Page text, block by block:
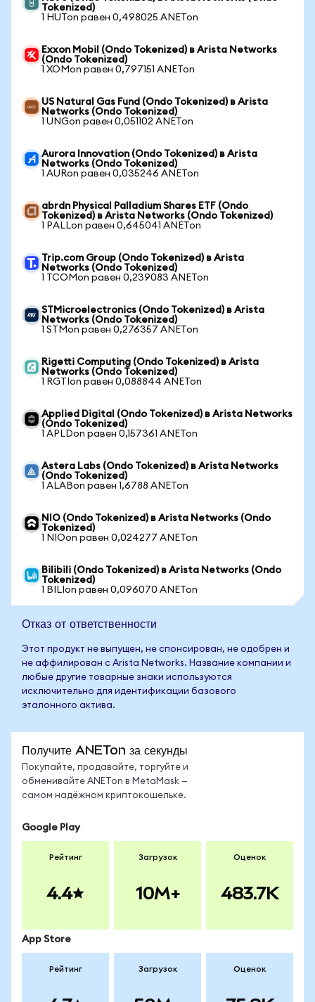
Tokenized)
1 HUTon равен 0,498025 ANETon
Exxon Mobil (Ondo Tokenized) в Arista Networks
(Ondo Tokenized)
1 XOMon равен 0,797151 ANETon
US Natural Gas Fund (Ondo Tokenized) в Arista
Networks (Ondo Tokenized)
1 UNGon равен 0,051102 ANETon
Aurora Innovation (Ondo Tokenized) в Arista
Networks (Ondo Tokenized)
1 AURon равен 0,035246 ANETon
abrdn Physical Palladium Shares ETF (Ondo
Tokenized) в Arista Networks (Ondo Tokenized)
1 PALLon равен 0,645041 ANETon
Trip.com Group (Ondo Tokenized) в Arista
Networks (Ondo Tokenized)
1 TCOMon равен 0,239083 ANETon
STMicroelectronics (Ondo Tokenized) в Arista
Networks (Ondo Tokenized)
1 STMon равен 0,276357 ANETon
Rigetti Computing (Ondo Tokenized) в Arista
Networks (Ondo Tokenized)
1 RGTIon равен 0,088844 ANETon
Applied Digital (Ondo Tokenized) в Arista Networks
(Ondo Tokenized)
1 APLDon равен 0,157361 ANETon
Astera Labs (Ondo Tokenized) в Arista Networks
(Ondo Tokenized)
1 ALABon равен 1,6788 ANETon
NIO (Ondo Tokenized) в Arista Networks (Ondo
Tokenized)
1 NIOon равен 0,024277 ANETon
Bilibili (Ondo Tokenized) в Arista Networks (Ondo
Tokenized)
1 BILIon равен 0,096070 ANETon
Отказ от ответственности
Этот продукт не выпущен, не спонсирован, не одобрен и
не аффилирован с Arista Networks. Название компании и
любые другие товарные знаки используются
исключительно для идентификации базового
эталонного актива.
Получите ANETon за секунды
Покупайте, продавайте, торгуйте и
обменивайте ANETon в MetaMask —
самом надёжном криптокошельке.
Google Play
Рейтинг
4.4
Загрузок
10M+
Оценок
483.7K
App Store
Рейтинг Загрузок Оценок